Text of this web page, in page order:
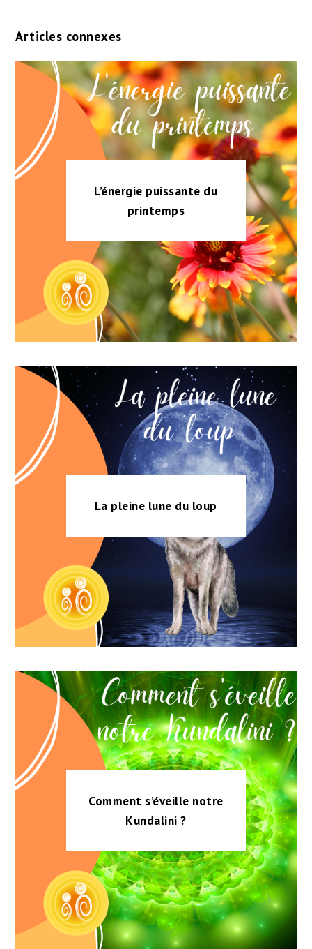
Articles connexes
L’énergie puissante du
printemps
La pleine lune du loup
Comment s’éveille notre
Kundalini ?